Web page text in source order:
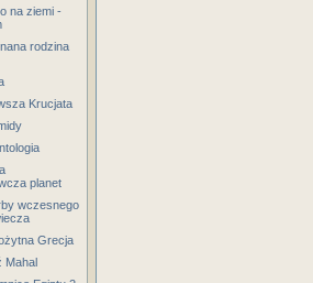
na ziemi -
rodzina
Krucjata
planet
wczesnego
Grecja
Mahal